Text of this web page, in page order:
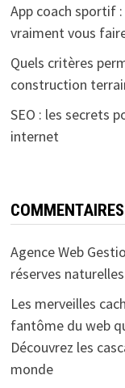
App coach sportif
vraiment vous
Quels critères
construction
SEO : les secrets
internet
Agence Web
réserves naturelles
Les merveilles
fantôme du web
Découvrez les
monde